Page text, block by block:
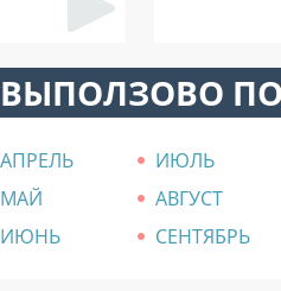
АПРЕЛЬ
ИЮЛЬ
МАЙ
АВГУСТ
ИЮНЬ СЕНТЯБРЬ